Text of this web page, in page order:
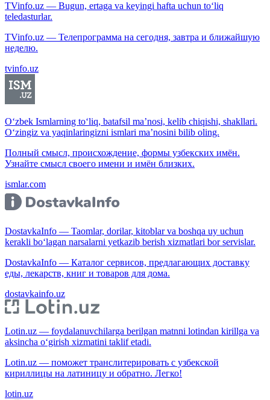
TVinfo.uz — Bugun, ertaga va keyingi hafta uchun to‘liq
teledasturlar.
TVinfo.uz — Телепрограмма на сегодня, завтра и ближайшую
неделю.
tvinfo.uz
O‘zbek Ismlarning to‘liq, batafsil ma’nosi, kelib chiqishi, shakllari.
O‘zingiz va yaqinlaringizni ismlari ma’nosini bilib oling.
Полный смысл, происхождение, формы узбекских имён.
Узнайте смысл своего имени и имён близких.
ismlar.com
DostavkaInfo — Taomlar, dorilar, kitoblar va boshqa uy uchun
kerakli bo‘lagan narsalarni yetkazib berish xizmatlari bor servislar.
DostavkaInfo — Каталог сервисов, предлагающих доставку
еды, лекарств, книг и товаров для дома.
dostavkainfo.uz
Lotin.uz — foydalanuvchilarga berilgan matnni lotindan kirillga va
aksincha o‘girish xizmatini taklif etadi.
Lotin.uz — поможет транслитерировать с узбекской
кириллицы на латиницу и обратно. Легко!
lotin.uz